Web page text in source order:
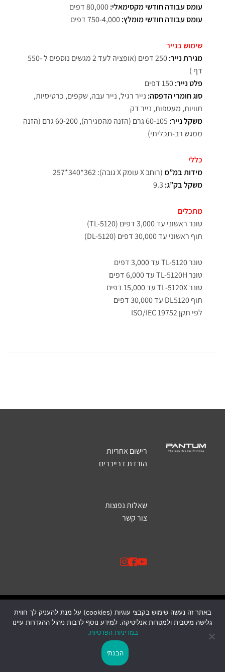
עומס עבודה חודשי מקסימאלי:80,000 דפים
עומס עבודה חודשי מומלץ:750-4,000 דפים
שימוש בנייר
מגירת נייר:
250 דפים (אופציה לעד 2 מגשים נוספים ל -550
דף )
פלט נייר:
סוג חומרי הדפסה: נייר רגיל, נייר עבה, שקפים, כרטיסיות,
תוויות, מעטפות, נייר דק
משקל נייר:
60-105 גרם (הזנה מהמגירה), 60-200 גרם (הזנה
ממגש רב-תכליתי)
כללי
מידות במ”מ (רוחב X עומק X גובה): 362*340*257
משקל בק”ג:
מתכלים
טונר ראשוני עד 3,000 דפים (TL-5120)
תוף ראשוני עד 30,000 דפים (DL-5120)
טונר TL-5120 עד 3,000 דפים
טונר TL-5120H עד 6,000 דפים
טונר TL-5120X עד 15,000 דפים
תוף DL5120 עד 30,000 דפים
לפי תקן ISO/IEC 19752
רישום אחריות
הורדת דרייברים
שאלות נפוצות
צור קשר
מפת האתר הסדרי נגישות
עמוד פרטיות
תנאי שימוש באתר
כל הזכויות שמורות © 2026
באתר זה נעשה שימוש בקבצי עוגיות (cookies) על מנת להעניק לך חווית
גלישה מיטבית ולמטרות אנליטיקה. למידע נוסף לרבות ניהול ההגדרות עיינו
במדיניות הפרטיות.
הבנתי